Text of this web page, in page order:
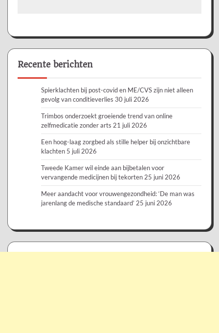
Recente berichten
Spierklachten bij post-covid en ME/CVS zijn niet alleen
gevolg van conditieverlies 30 juli 2026
Trimbos onderzoekt groeiende trend van online
zelfmedicatie zonder arts 21 juli 2026
Een hoog-laag zorgbed als stille helper bij onzichtbare
klachten 5 juli 2026
Tweede Kamer wil einde aan bijbetalen voor
vervangende medicijnen bij tekorten 25 juni 2026
Meer aandacht voor vrouwengezondheid: ‘De man was
jarenlang de medische standaard’ 25 juni 2026